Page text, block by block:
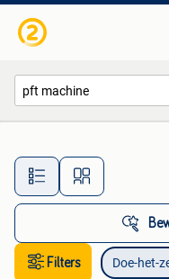
Filters Doe-het-